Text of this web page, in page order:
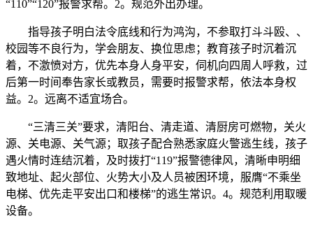
“110”“120”报警求帮。2。规范外出办理。
指导孩子明白法令底线和行为鸿沟，不参取打斗斗殴、、
校园等不良行为，学会朋友、换位思虑；教育孩子时沉着沉
着，不激愤对方，优先本身人身平安，伺机向四周人呼救，过
后第一时间奉告家长或教员，需要时报警求帮，依法本身权
益。2。远离不适宜场合。
“三清三关”要求，清阳台、清走道、清厨房可燃物，关火
源、关电源、关气源；取孩子配合熟悉家庭火警逃生线，孩子
遇火情时连结沉着，及时拨打“119”报警德律风，清晰申明细
致地址、起火部位、火势大小及人员被困环境，服膺“不乘坐
电梯、优先走平安出口和楼梯”的逃生常识。4。规范利用取暖
设备。